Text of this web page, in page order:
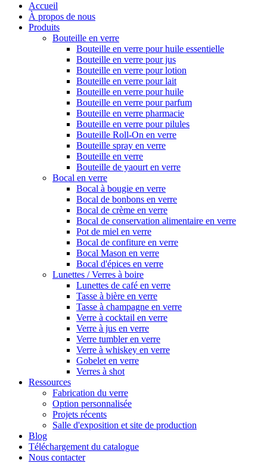
Accueil
À propos de nous
Produits
Bouteille en verre
Bouteille en verre pour huile essentielle
Bouteille en verre pour jus
Bouteille en verre pour lotion
Bouteille en verre pour lait
Bouteille en verre pour huile
Bouteille en verre pour parfum
Bouteille en verre pharmacie
Bouteille en verre pour pilules
Bouteille Roll-On en verre
Bouteille spray en verre
Bouteille en verre
Bouteille de yaourt en verre
Bocal en verre
Bocal à bougie en verre
Bocal de bonbons en verre
Bocal de crème en verre
Bocal de conservation alimentaire en verre
Pot de miel en verre
Bocal de confiture en verre
Bocal Mason en verre
Bocal d'épices en verre
Lunettes / Verres à boire
Lunettes de café en verre
Tasse à bière en verre
Tasse à champagne en verre
Verre à cocktail en verre
Verre à jus en verre
Verre tumbler en verre
Verre à whiskey en verre
Gobelet en verre
Verres à shot
Ressources
Fabrication du verre
Option personnalisée
Projets récents
Salle d'exposition et site de production
Blog
Téléchargement du catalogue
Nous contacter